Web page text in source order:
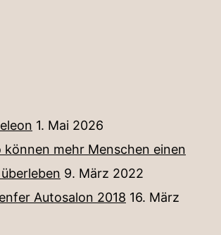
1. Mai 2026
können mehr Menschen einen
9. März 2022
Autosalon 2018 16. März